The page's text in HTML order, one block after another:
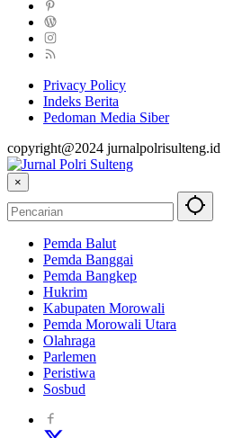
Privacy Policy
Indeks Berita
Pedoman Media Siber
copyright@2024 jurnalpolrisulteng.id
×
Pemda Balut
Pemda Banggai
Pemda Bangkep
Hukrim
Kabupaten Morowali
Pemda Morowali Utara
Olahraga
Parlemen
Peristiwa
Sosbud